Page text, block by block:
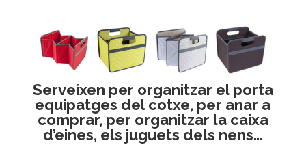
Serveixen per organitzar el porta
equipatges del cotxe, per anar a
comprar, per organitzar la caixa
d’eines, els juguets dels nens…